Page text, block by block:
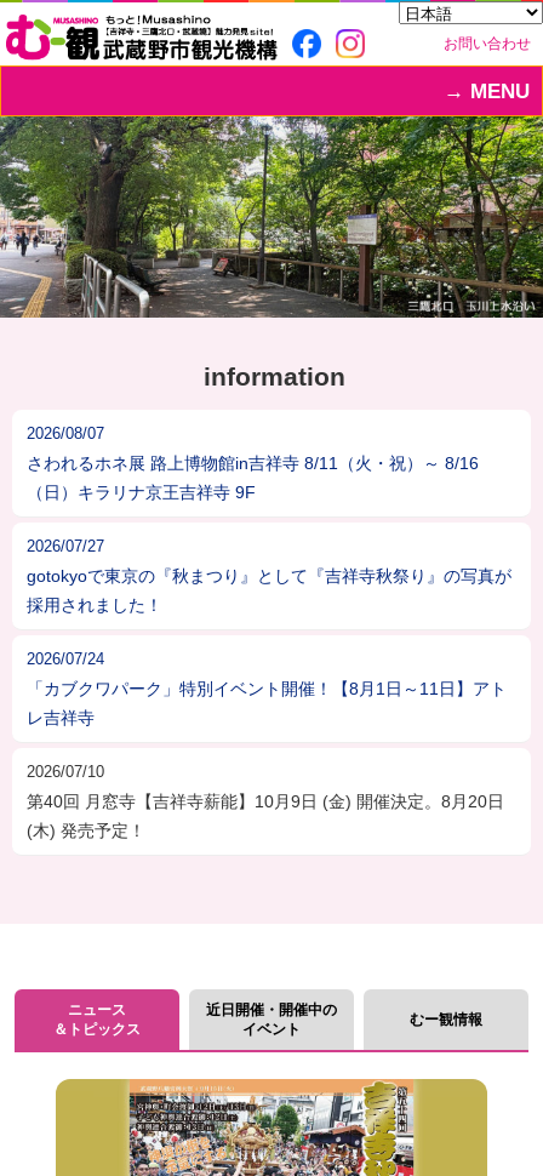
お問い合わせ
MENU
information
2026/08/07
さわれるホネ展 路上博物館in吉祥寺 8/11（火・祝）～ 8/16
（日）キラリナ京王吉祥寺 9F
2026/07/27
gotokyoで東京の『秋まつり』として『吉祥寺秋祭り』の写真が
採用されました！
2026/07/24
「カブクワパーク」特別イベント開催！【8月1日～11日】アト
レ吉祥寺
2026/07/10
第40回 月窓寺【吉祥寺薪能】10月9日 (金) 開催決定。8月20日
(木) 発売予定！
ニュース
＆トピックス
近日開催・開催中の
イベント
むー観情報